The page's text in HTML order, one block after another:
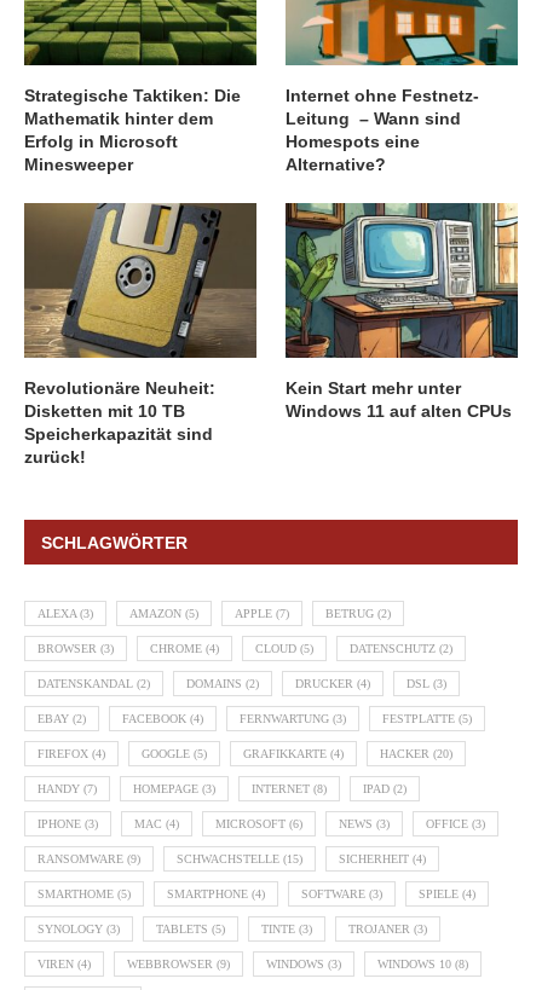
Strategische Taktiken: Die
Mathematik hinter dem
Erfolg in Microsoft
Minesweeper
Internet ohne Festnetz-
Leitung – Wann sind
Homespots eine
Alternative?
Revolutionäre Neuheit:
Disketten mit 10 TB
Speicherkapazität sind
zurück!
Kein Start mehr unter
Windows 11 auf alten CPUs
SCHLAGWÖRTER
ALEXA (3) AMAZON (5) APPLE (7) BETRUG (2)
BROWSER (3) CHROME (4) CLOUD (5) DATENSCHUTZ (2)
DATENSKANDAL (2) DOMAINS (2) DRUCKER (4) DSL (3)
EBAY (2) FACEBOOK (4) FERNWARTUNG (3) FESTPLATTE (5)
FIREFOX (4) GOOGLE (5) GRAFIKKARTE (4) HACKER (20)
HANDY (7) HOMEPAGE (3) INTERNET (8) IPAD (2)
IPHONE (3) MAC (4) MICROSOFT (6) NEWS (3) OFFICE (3)
RANSOMWARE (9) SCHWACHSTELLE (15) SICHERHEIT (4)
SMARTHOME (5) SMARTPHONE (4) SOFTWARE (3) SPIELE (4)
SYNOLOGY (3) TABLETS (5) TINTE (3) TROJANER (3)
VIREN (4) WEBBROWSER (9) WINDOWS (3) WINDOWS 10 (8)